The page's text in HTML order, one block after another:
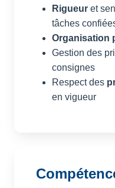
Rigueur et
tâches
Organisation
Gestion des
consignes
Respect des
en vigueur